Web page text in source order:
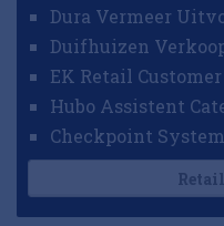
Dura Vermeer
Duifhuizen
EK Retail
Hubo Assistent